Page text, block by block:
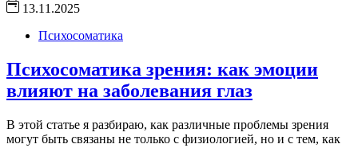
13.11.2025
Психосоматика
Психосоматика зрения: как эмоции
влияют на заболевания глаз
В этой статье я разбираю, как различные проблемы зрения
могут быть связаны не только с физиологией, но и с тем, как